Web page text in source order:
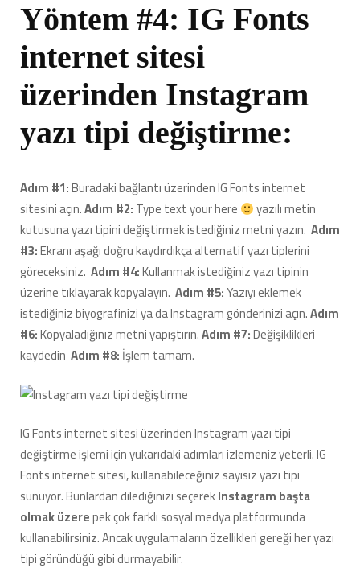
Yöntem #4: IG Fonts
internet sitesi
üzerinden Instagram
yazı tipi değiştirme:
Adım #1:Buradaki bağlantı üzerinden IG Fonts internet
sitesini açın.Adım #2:Type text your here
yazılı metin
kutusuna yazı tipini değiştirmek istediğiniz metni yazın. Adım
#3:Ekranı aşağı doğru kaydırdıkça alternatif yazı tiplerini
göreceksiniz. Adım #4:Kullanmak istediğiniz yazı tipinin
üzerine tıklayarak kopyalayın. Adım #5:Yazıyı eklemek
istediğiniz biyografinizi ya da Instagram gönderinizi açın.Adım
#6:Kopyaladığınız metni yapıştırın.Adım #7:Değişiklikleri
kaydedin Adım #8:İşlem tamam.
IG Fonts internet sitesi üzerinden Instagram yazı tipi
değiştirme işlemi için yukarıdaki adımları izlemeniz yeterli. IG
Fonts internet sitesi, kullanabileceğiniz sayısız yazı tipi
sunuyor. Bunlardan dilediğinizi seçerekInstagram başta
olmak üzerepek çok farklı sosyal medya platformunda
kullanabilirsiniz. Ancak uygulamaların özellikleri gereği her yazı
tipi göründüğü gibi durmayabilir.